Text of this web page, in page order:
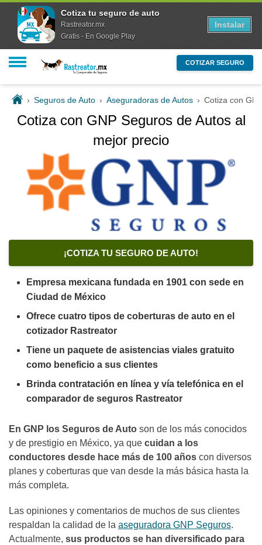
COTIZAR SEGURO
› Seguros de Auto › Aseguradoras de Autos › Cotiza con
Cotiza con GNP Seguros de Autos al
mejor precio
¡COTIZA TU SEGURO DE AUTO!
Empresa mexicana fundada en 1901 con sede en
Ciudad de México
Ofrece cuatro tipos de coberturas de auto en el
cotizador Rastreator
Tiene un paquete de asistencias viales gratuito
como beneficio a sus clientes
Brinda contratación en línea y vía telefónica en el
comparador de seguros Rastreator
En GNP los Seguros de Auto son de los más conocidos
y de prestigio en México, ya que cuidan a los
conductores desde hace más de 100 años con diversos
planes y coberturas que van desde la más básica hasta la
más completa.
Las opiniones y comentarios de muchos de sus clientes
respaldan la calidad de la aseguradora GNP Seguros.
Actualmente, sus productos se han diversificado para
Cotiza tu seguro de auto
Rastreator.mx
Gratis - En Google Play
Instalar